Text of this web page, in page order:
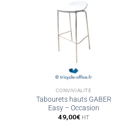
CONVIVIALITÉ
Tabourets hauts GABER
Easy – Occasion
49,00€ HT